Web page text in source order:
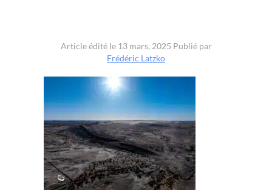
Article édité le 13 mars, 2025 Publié par
Frédéric Latzko